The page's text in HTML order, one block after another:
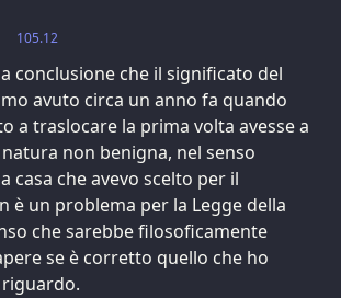
105.12
conclusione che il significato del
avuto circa un anno fa quando
a traslocare la prima volta avesse a
non benigna, nel senso
casa che avevo scelto per il
è un problema per la Legge della
che sarebbe filosoficamente
se è corretto quello che ho